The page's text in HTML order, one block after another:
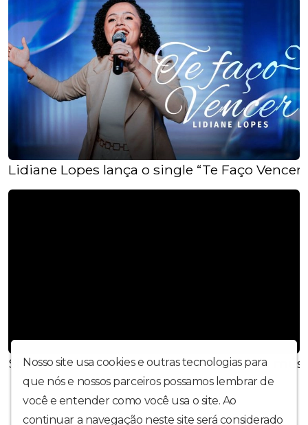
Lidiane Lopes lança o single “Te Faço
Shirlene Lima: a mais nova revelação da
Nosso site usa cookies e outras tecnologias para
que nós e nossos parceiros possamos lembrar de
você e entender como você usa o site. Ao
continuar a navegação neste site será considerado